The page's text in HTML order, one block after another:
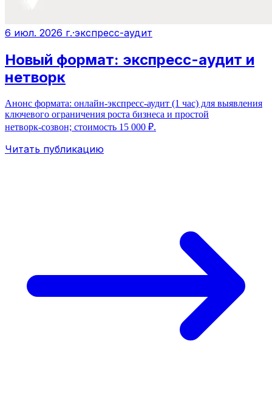
6 июл. 2026 г.·экспресс-аудит
Новый формат: экспресс-аудит и
нетворк
Анонс формата: онлайн-экспресс-аудит (1 час) для выявления
ключевого ограничения роста бизнеса и простой
нетворк‑созвон; стоимость 15 000 ₽.
Читать публикацию